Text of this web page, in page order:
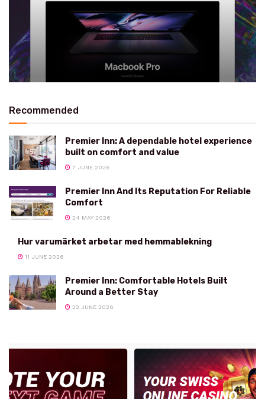
Recommended
Premier Inn: A dependable hotel experience
built on comfort and value
7 JUNE 2026
Premier Inn And Its Reputation For Reliable
Comfort
24 MAY 2026
Hur varumärket arbetar med hemmablekning
11 JUNE 2026
Premier Inn: Comfortable Hotels Built
Around a Better Stay
22 JUNE 2026